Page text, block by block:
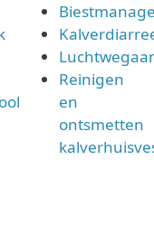
Reinigen
en
ontsmetten